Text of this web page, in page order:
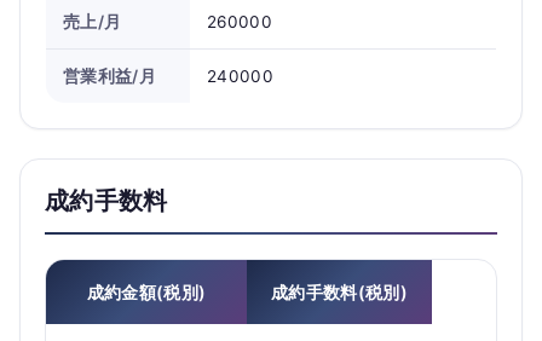
売上/月 260000
営業利益/月 240000
成約手数料
成約金額(税別) 成約手数料(税別)